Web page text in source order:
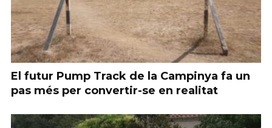
El futur Pump Track de la Campinya fa un
pas més per convertir-se en realitat